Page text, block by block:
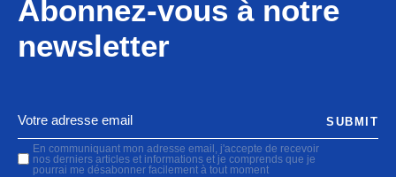
Abonnez-vous à notre
newsletter
En communiquant mon adresse email, j'accepte de recevoir
nos derniers articles et informations et je comprends que je
pourrai me désabonner facilement à tout moment
SUBMIT